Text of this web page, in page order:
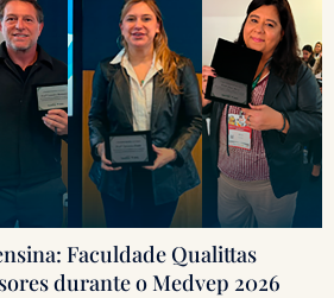
Faculdade Qualittas
durante o Medvep 2026